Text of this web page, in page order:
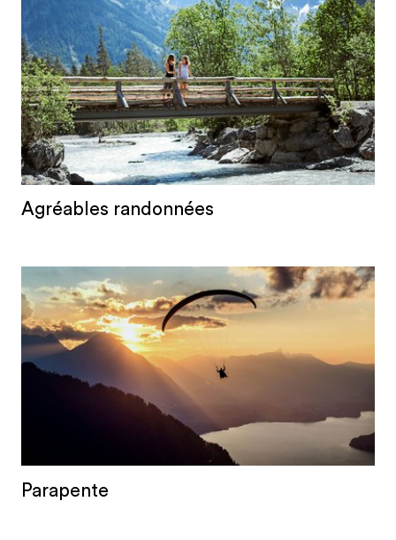
Agréables randonnées
Parapente